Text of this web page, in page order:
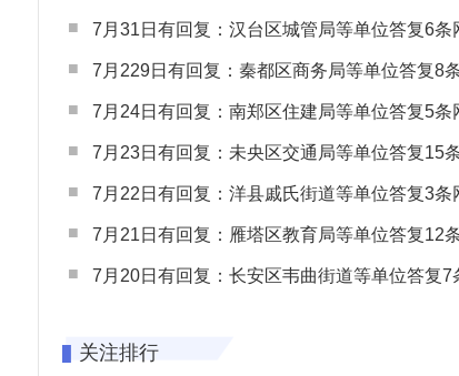
7月31日有回复：汉台区城管局等单位答复6条网民
7月229日有回复：秦都区商务局等单位答复8条网民
7月24日有回复：南郑区住建局等单位答复5条网民
7月23日有回复：未央区交通局等单位答复15条网民
7月22日有回复：洋县戚氏街道等单位答复3条网民
7月21日有回复：雁塔区教育局等单位答复12条网民
7月20日有回复：长安区韦曲街道等单位答复7条网
关注排行